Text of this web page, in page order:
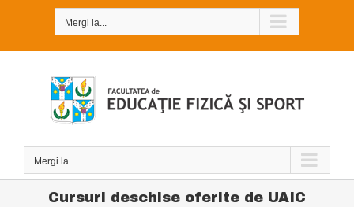
Mergi la...
Mergi la...
Cursuri deschise oferite de UAIC